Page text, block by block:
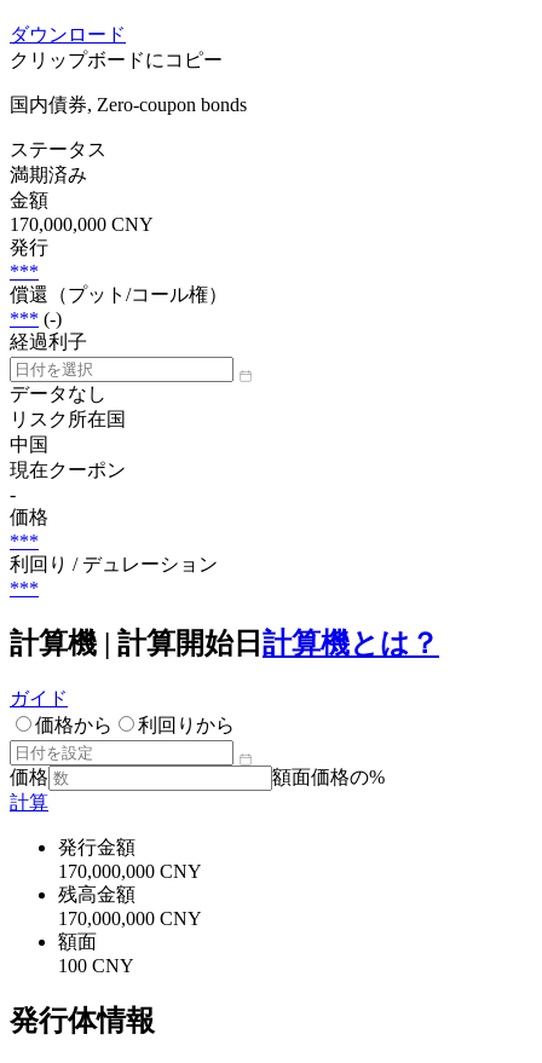
ダウンロード
クリップボードにコピー
国内債券, Zero-coupon bonds
ステータス
満期済み
金額
170,000,000 CNY
発行
***
償還（プット/コール権）
*** (-)
経過利子
データなし
リスク所在国
中国
現在クーポン
-
価格
***
利回り / デュレーション
***
計算機 | 計算開始日 計算機とは？
ガイド
価格から
利回りから
価格
額面価格の%
計算
発行金額
170,000,000 CNY
残高金額
170,000,000 CNY
額面
100 CNY
発行体情報